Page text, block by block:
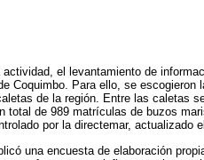
el levantamiento de
Coquimbo. Para ello, se
de la región. Entre las caletas
total de 989 matrículas de buzos
por la directemar, actualizado
una encuesta de elaboración